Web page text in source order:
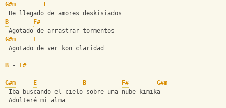
G#m
E
He llegado de amores deskisiados
B
F#
Agotado de arrastrar tormentos
G#m
E
Agotado de ver kon claridad
B - F#
G#m E B F#
G#m
Iba buscando el cielo sobre una nube kimika
Adulteré mi alma